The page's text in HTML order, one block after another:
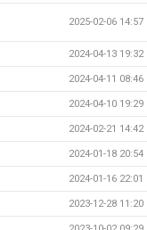
2025-02-06 14:57
2024-04-13 19:32
2024-04-11 08:46
2024-04-10 19:29
2024-02-21 14:42
2024-01-18 20:54
2024-01-16 22:01
2023-12-28 11:20